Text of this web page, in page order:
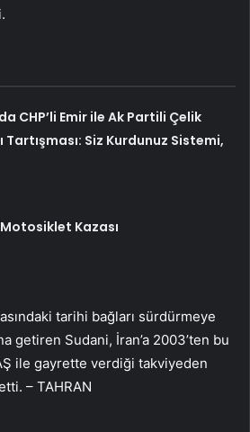
CHP’li Emir ile Ak Partili Çelik
Tartışması: Siz Kurdunuz Sistemi,
Kazası
tarihi bağları sürdürmeye
getiren Sudani, İran’a 2003’ten bu
ile gayrette verdiği takviyeden
– TAHRAN